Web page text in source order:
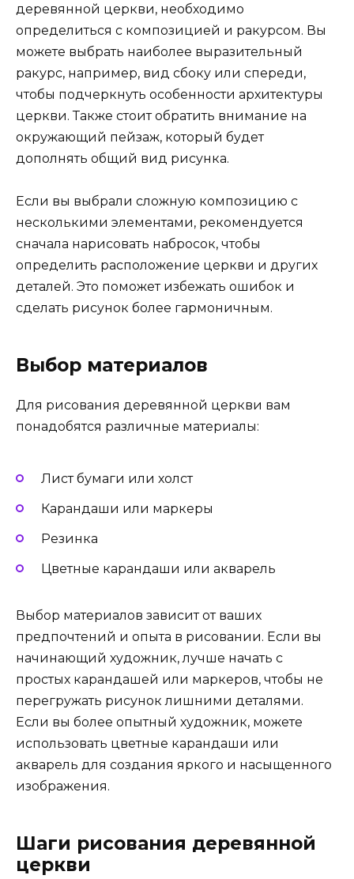
деревянной церкви, необходимо
определиться с композицией и ракурсом. Вы
можете выбрать наиболее выразительный
ракурс, например, вид сбоку или спереди,
чтобы подчеркнуть особенности архитектуры
церкви. Также стоит обратить внимание на
окружающий пейзаж, который будет
дополнять общий вид рисунка.
Если вы выбрали сложную композицию с
несколькими элементами, рекомендуется
сначала нарисовать набросок, чтобы
определить расположение церкви и других
деталей. Это поможет избежать ошибок и
сделать рисунок более гармоничным.
Выбор материалов
Для рисования деревянной церкви вам
понадобятся различные материалы:
Лист бумаги или холст
Карандаши или маркеры
Резинка
Цветные карандаши или акварель
Выбор материалов зависит от ваших
предпочтений и опыта в рисовании. Если вы
начинающий художник, лучше начать с
простых карандашей или маркеров, чтобы не
перегружать рисунок лишними деталями.
Если вы более опытный художник, можете
использовать цветные карандаши или
акварель для создания яркого и насыщенного
изображения.
Шаги рисования деревянной
церкви